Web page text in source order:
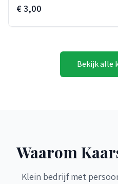
€ 3,00
Bekijk alle
Waarom
Klein bedrijf met